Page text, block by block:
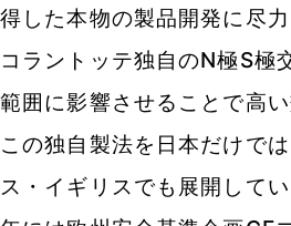
得した本物の製品開発に尽力
コラントッテ独自のN極S極
範囲に影響させることで高
この独自製法を日本だけで
ス・イギリスでも展開して